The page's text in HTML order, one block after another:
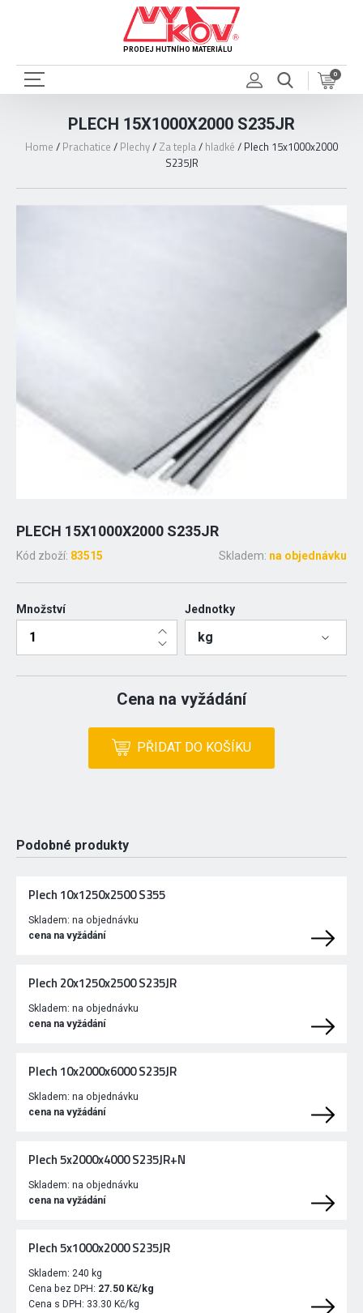
PRODEJ HUTNÍHO MATERIÁLU
0
PLECH 15X1000X2000 S235JR
Home / Prachatice / Plechy/ Za tepla/ hladké / Plech 15x1000x2000
S235JR
PLECH 15X1000X2000 S235JR
Kód zboží: 83515 Skladem: na objednávku
Množství Jednotky
kg
Cena na vyžádání
PŘIDAT DO KOŠÍKU
Podobné produkty
Plech 10x1250x2500 S355
Skladem: na objednávku
cena na vyžádání
Plech 20x1250x2500 S235JR
Skladem: na objednávku
cena na vyžádání
Plech 10x2000x6000 S235JR
Skladem: na objednávku
cena na vyžádání
Plech 5x2000x4000 S235JR+N
Skladem: na objednávku
cena na vyžádání
Plech 5x1000x2000 S235JR
Skladem: 240 kg
Cena bez DPH: 27.50 Kč/kg
Cena s DPH: 33.30 Kč/kg